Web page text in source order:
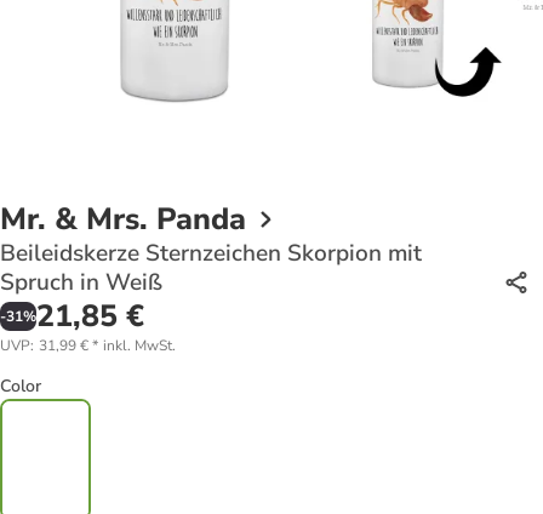
Mr. & Mrs. Panda
Beileidskerze Sternzeichen Skorpion mit
Spruch in Weiß
-31%21,85 €
UVP: 31,99 €* inkl. MwSt.
Color